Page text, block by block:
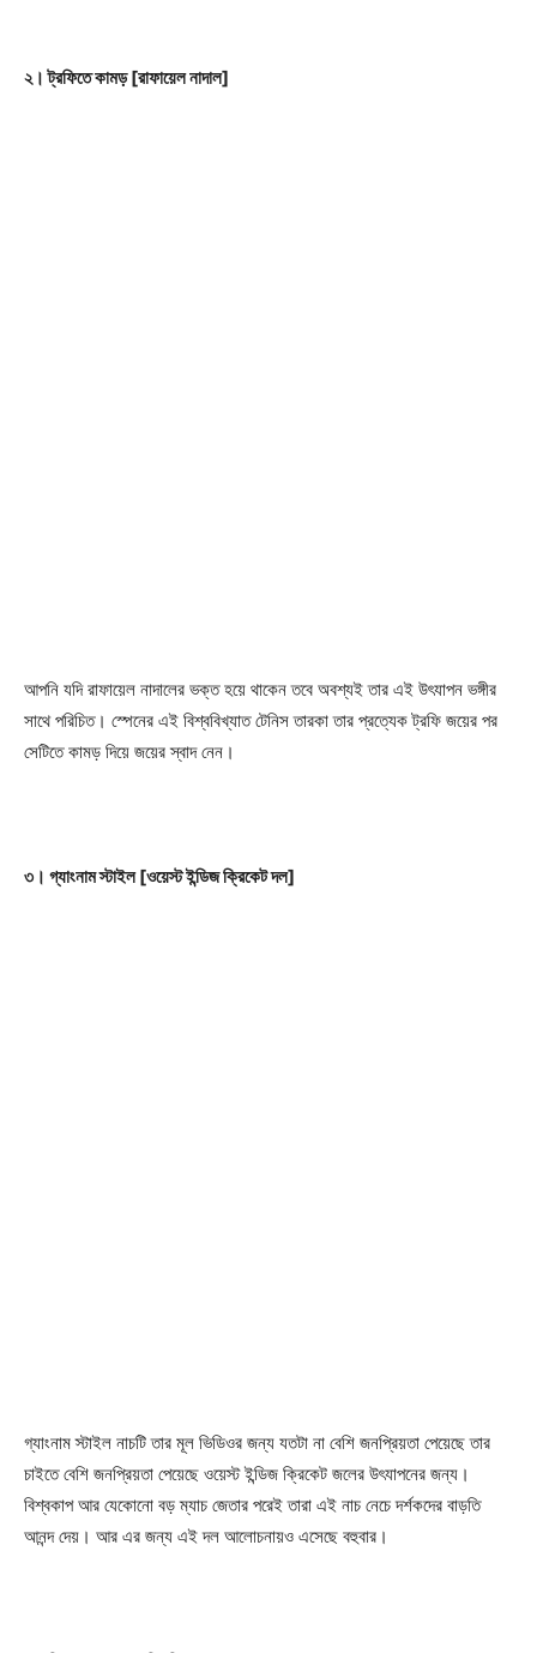
২। ট্রফিতে কামড় [রাফায়েল নাদাল]
আপনি যদি রাফায়েল নাদালের ভক্ত হয়ে থাকেন তবে অবশ্যই তার এই উৎযাপন ভঙ্গীর
সাথে পরিচিত। স্পেনের এই বিশ্ববিখ্যাত টেনিস তারকা তার প্রত্যেক ট্রফি জয়ের পর
সেটিতে কামড় দিয়ে জয়ের স্বাদ নেন।
৩। গ্যাংনাম স্টাইল [ওয়েস্ট ইন্ডিজ ক্রিকেট দল]
গ্যাংনাম স্টাইল নাচটি তার মূল ভিডিওর জন্য যতটা না বেশি জনপ্রিয়তা পেয়েছে তার
চাইতে বেশি জনপ্রিয়তা পেয়েছে ওয়েস্ট ইন্ডিজ ক্রিকেট জলের উৎযাপনের জন্য।
বিশ্বকাপ আর যেকোনো বড় ম্যাচ জেতার পরেই তারা এই নাচ নেচে দর্শকদের বাড়তি
আনন্দ দেয়। আর এর জন্য এই দল আলোচনায়ও এসেছে বহুবার।